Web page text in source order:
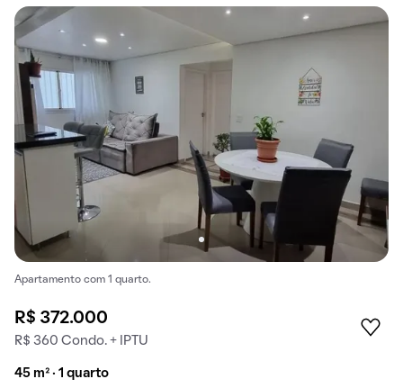
Apartamento com 1 quarto.
R$ 372.000
R$ 360 Condo. + IPTU
45 m² · 1 quarto